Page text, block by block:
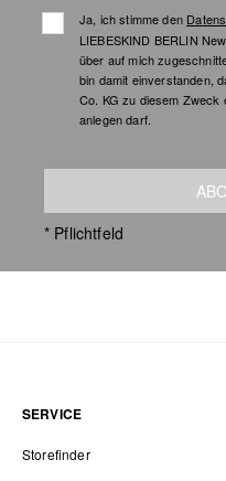
Ja, ich stimme den
LIEBESKIND BERLIN
über auf mich
bin damit einverstanden,
Co. KG zu diesem Zweck
anlegen darf.
* Pflichtfeld
SERVICE
Storefinder